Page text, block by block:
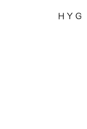
H Y G